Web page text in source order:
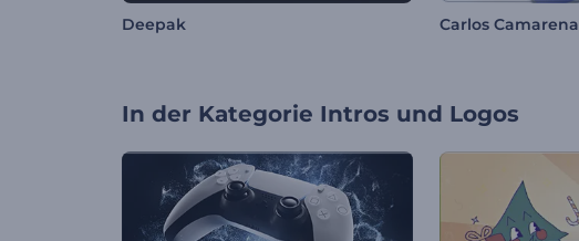
Deepak Carlos Camarena
In der Kategorie Intros und Logos